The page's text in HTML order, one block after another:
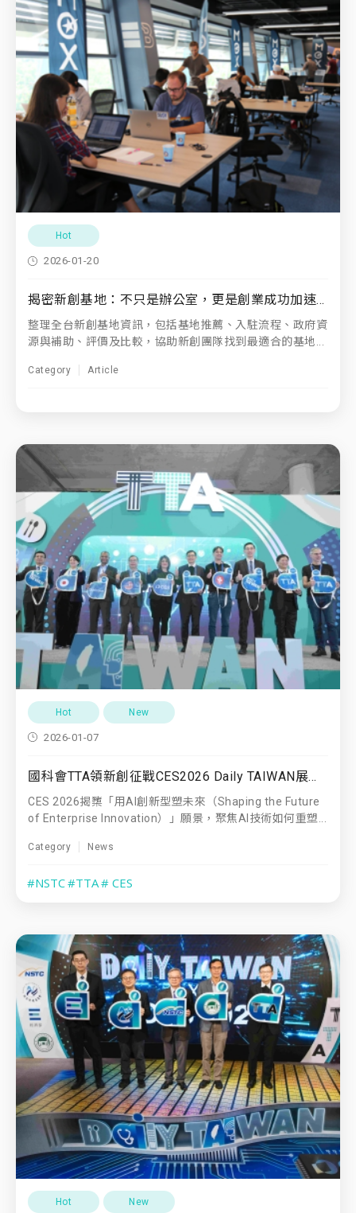
Hot
2026-01-20
揭密新創基地：不只是辦公室，更是創業成功加速器
整理全台新創基地資訊，包括基地推薦、入駐流程、政府資
源與補助、評價及比較，協助新創團隊找到最適合的基地...
Category Article
Hot New
2026-01-07
國科會TTA領新創征戰CES2026 Daily TAIWAN展現AI國力 獲全球新創生態系高度青睞
CES 2026揭櫫「用AI創新型塑未來（Shaping the Future
of Enterprise Innovation）」願景，聚焦AI技術如何重塑...
Category News
#NSTC#TTA# CES
Hot New